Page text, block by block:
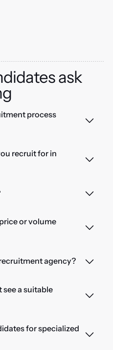
ask
process
recruit for in
or volume
agency?
see a suitable
for specialized